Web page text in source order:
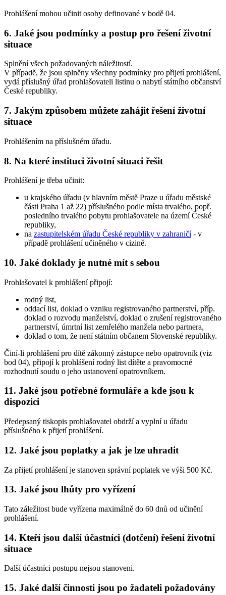
Prohlášení mohou učinit osoby definované v bodě 04.
6. Jaké jsou podmínky a postup pro řešení životní
situace
Splnění všech požadovaných náležitostí.
V případě, že jsou splněny všechny podmínky pro přijetí prohlášení,
vydá příslušný úřad prohlašovateli listinu o nabytí státního občanství
České republiky.
7. Jakým způsobem můžete zahájit řešení životní
situace
Prohlášením na příslušném úřadu.
8. Na které instituci životní situaci řešit
Prohlášení je třeba učinit:
u krajského úřadu (v hlavním městě Praze u úřadu městské
části Praha 1 až 22) příslušného podle místa trvalého, popř.
posledního trvalého pobytu prohlašovatele na území České
republiky,
na zastupitelském úřadu České republiky v zahraničí- v
případě prohlášení učiněného v cizině.
10. Jaké doklady je nutné mít s sebou
Prohlašovatel k prohlášení připojí:
rodný list,
oddací list, doklad o vzniku registrovaného partnerství, příp.
doklad o rozvodu manželství, doklad o zrušení registrovaného
partnerství, úmrtní list zemřelého manžela nebo partnera,
doklad o tom, že není státním občanem Slovenské republiky.
Činí-li prohlášení pro dítě zákonný zástupce nebo opatrovník (viz
bod 04), připojí k prohlášení rodný list dítěte a pravomocné
rozhodnutí soudu o jeho ustanovení opatrovníkem.
11. Jaké jsou potřebné formuláře a kde jsou k
dispozici
Předepsaný tiskopis prohlašovatel obdrží a vyplní u úřadu
příslušného k přijetí prohlášení.
12. Jaké jsou poplatky a jak je lze uhradit
Za přijetí prohlášení je stanoven správní poplatek ve výši 500 Kč.
13. Jaké jsou lhůty pro vyřízení
Tato záležitost bude vyřízena maximálně do 60 dnů od učinění
prohlášení.
14. Kteří jsou další účastníci (dotčení) řešení životní
situace
Další účastníci postupu nejsou stanoveni.
15. Jaké další činnosti jsou po žadateli požadovány